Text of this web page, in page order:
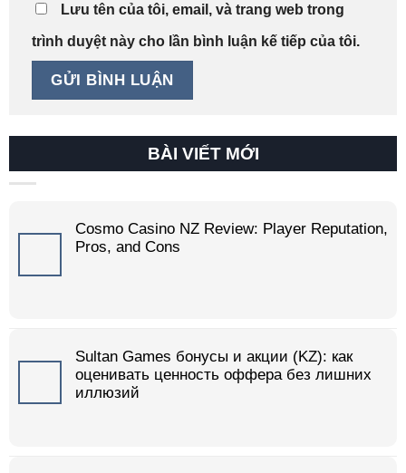
Lưu tên của tôi, email, và trang web trong
trình duyệt này cho lần bình luận kế tiếp của tôi.
BÀI VIẾT MỚI
Cosmo Casino NZ Review: Player Reputation,
Pros, and Cons
Sultan Games бонусы и акции (KZ): как
оценивать ценность оффера без лишних
иллюзий